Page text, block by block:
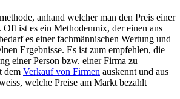
anhand welcher man den Preis einer
Oft ist es ein Methodenmix, der einen ans
es einer fachmännischen Wertung und
Ergebnisse. Es ist zum empfehlen, die
einer Person bzw. einer Firma zu
dem Verkauf von Firmen auskennt und aus
welche Preise am Markt bezahlt